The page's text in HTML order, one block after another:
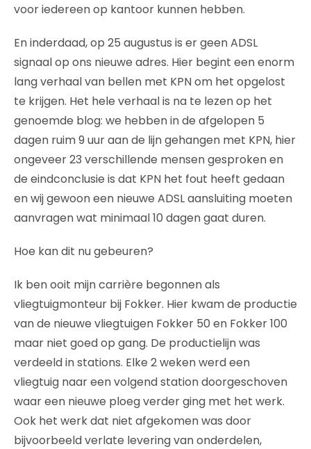
voor iedereen op kantoor kunnen hebben.
En inderdaad, op 25 augustus is er geen ADSL
signaal op ons nieuwe adres. Hier begint een enorm
lang verhaal van bellen met KPN om het opgelost
te krijgen. Het hele verhaal is na te lezen op het
genoemde blog: we hebben in de afgelopen 5
dagen ruim 9 uur aan de lijn gehangen met KPN, hier
ongeveer 23 verschillende mensen gesproken en
de eindconclusie is dat KPN het fout heeft gedaan
en wij gewoon een nieuwe ADSL aansluiting moeten
aanvragen wat minimaal 10 dagen gaat duren.
Hoe kan dit nu gebeuren?
Ik ben ooit mijn carrière begonnen als
vliegtuigmonteur bij Fokker. Hier kwam de productie
van de nieuwe vliegtuigen Fokker 50 en Fokker 100
maar niet goed op gang. De productielijn was
verdeeld in stations. Elke 2 weken werd een
vliegtuig naar een volgend station doorgeschoven
waar een nieuwe ploeg verder ging met het werk.
Ook het werk dat niet afgekomen was door
bijvoorbeeld verlate levering van onderdelen,